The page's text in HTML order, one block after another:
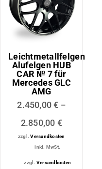
Leichtmetallfelgen
Alufelgen HUB
CAR № 7 für
Mercedes GLC
AMG
2.450,00€ –
2.850,00 €
zzgl.Versandkosten
inkl. MwSt.
zzgl. Versandkosten